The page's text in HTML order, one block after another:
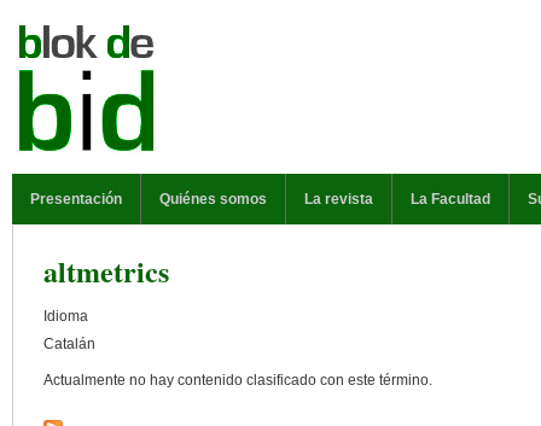
Presentación Quiénes somos La revista La Facultad
altmetrics
Idioma
Catalán
Actualmente no hay contenido clasificado con este término.